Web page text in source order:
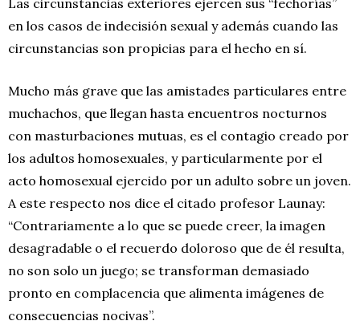
Las circunstancias exteriores ejercen sus “fechorías”
en los casos de indecisión sexual y además cuando las
circunstancias son propicias para el hecho en sí.
Mucho más grave que las amistades particulares entre
muchachos, que llegan hasta encuentros nocturnos
con masturbaciones mutuas, es el contagio creado por
los adultos homosexuales, y particularmente por el
acto homosexual ejercido por un adulto sobre un joven.
A este respecto nos dice el citado profesor Launay:
“Contrariamente a lo que se puede creer, la imagen
desagradable o el recuerdo doloroso que de él resulta,
no son solo un juego; se transforman demasiado
pronto en complacencia que alimenta imágenes de
consecuencias nocivas”.